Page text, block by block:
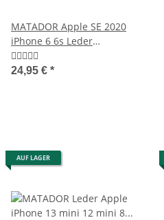
MATADOR Apple SE 2020
iPhone 6 6s Leder
Gürteltasche Quer Schwarz
24,95 € *
AUF LAGER